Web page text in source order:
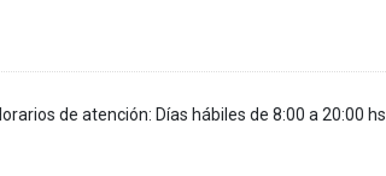
de atención: Días hábiles de 8:00 a 20:00 hs.